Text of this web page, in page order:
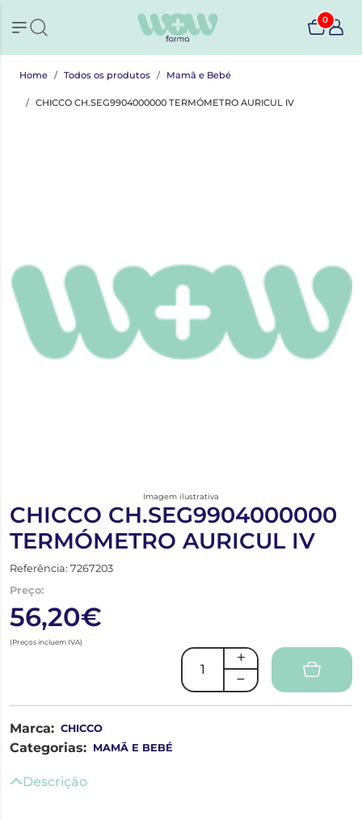
0
Home Todos os produtos Mamã e Bebé
CHICCO CH.SEG9904000000 TERMÓMETRO AURICUL IV
Imagem ilustrativa
CHICCO CH.SEG9904000000
TERMÓMETRO AURICUL IV
Referência: 7267203
Preço:
56,20€
(Preços incluem IVA)
Marca: CHICCO
Categorias: MAMÃ E BEBÉ
Descrição